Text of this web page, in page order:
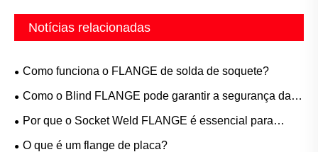
Notícias relacionadas
Como funciona o FLANGE de solda de soquete?
Como o Blind FLANGE pode garantir a segurança da
tubulação e fácil manutenção?
Por que o Socket Weld FLANGE é essencial para
sistemas de tubulação de alta pressão?
O que é um flange de placa?